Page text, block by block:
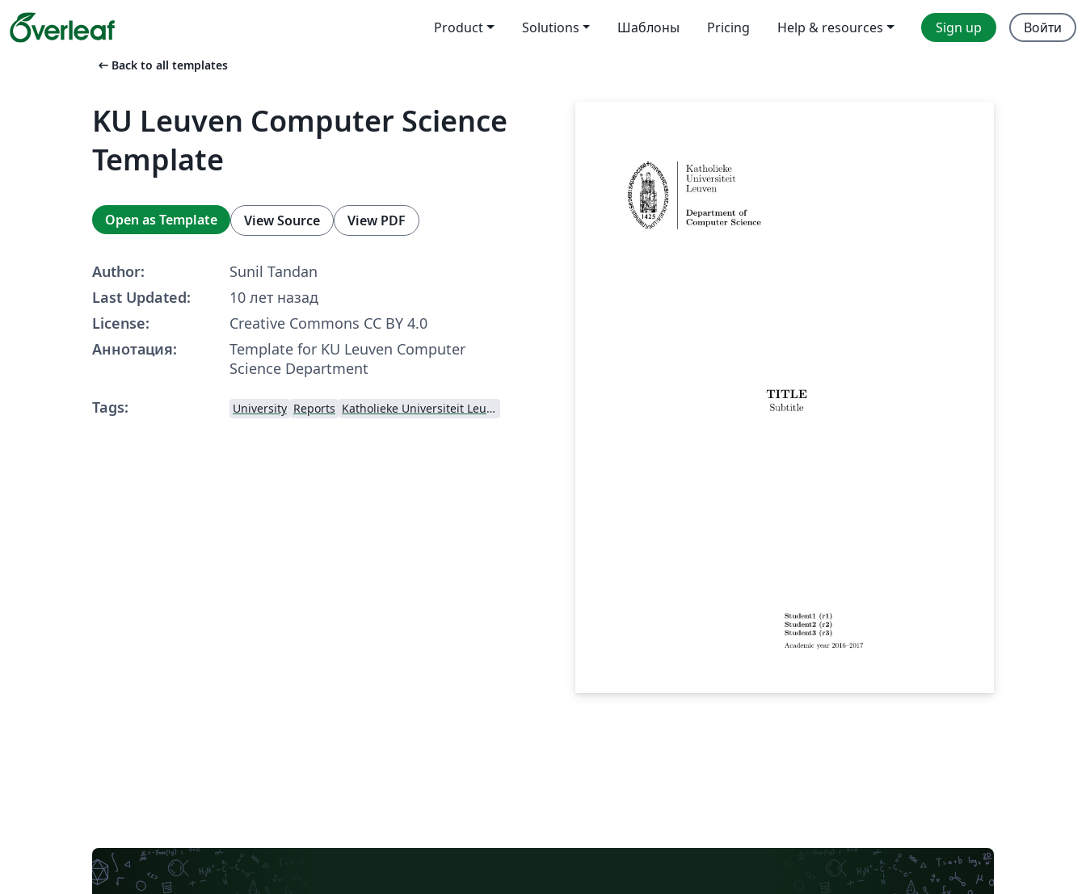
Product Solutions Шаблоны Pricing Help & resources Sign up Войти
arrow_left_alt Back to all templates
KU Leuven Computer Science
Template
Open as Template View Source View PDF
Author:
Sunil Tandan
Last Updated:
10 лет назад
License:
Creative Commons CC BY 4.0
Аннотация:
Template for KU Leuven Computer
Science Department
Tags:
University Reports Katholieke Universiteit Leuven (KU Leuven)